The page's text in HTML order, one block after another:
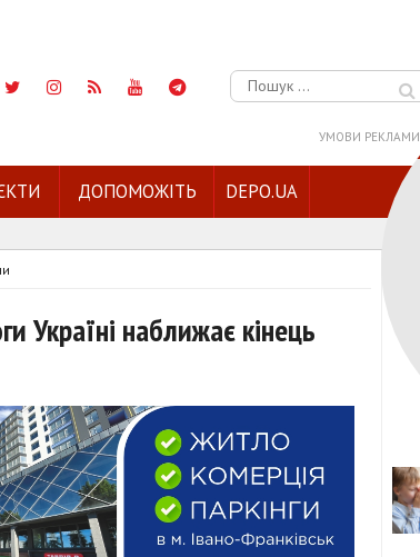
Пошук:
УМОВИ РЕКЛАМИ
ДОПОМОЖІТЬ DEPO.UA
Україні наближає кінець